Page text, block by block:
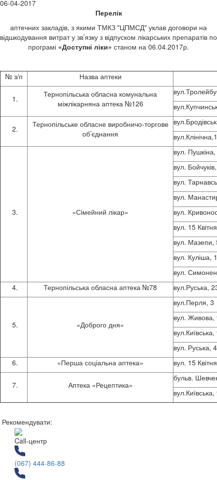
06-04-2017
Перелік
аптечних закладів, з якими ТМКЗ "ЦПМСД" уклав договори на
відшкодування витрат у зв’язку з відпуском лікарських препаратів по
програмі «Доступні ліки» станом на 06.04.2017р.
№ з/п
Назва аптеки
Тернопільська обласна комунальна
міжлікарняна аптека №126
Тернопільське обласне виробничо-торгове
об’єднання
вул.Клінічна,1
«Сімейний лікар»
вул.
вул.
вул.
вул.
вул.
вул. 15
вул. Мазепи,
вул. Куліша, 1
вул.
Тернопільська обласна аптека №78
вул.Руська,
«Доброго дня»
вул.Перля, 3
вул. Живова,
вул.Київська,
вул. Руська,
«Перша соціальна аптека»
вул. 15
Аптека «Рецептика»
бульв.
Рекомендувати:
Call-центр
(067) 444-86-88